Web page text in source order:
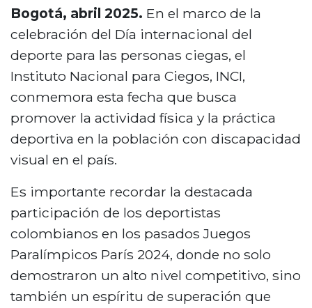
Bogotá, abril 2025. En el marco de la
celebración del Día internacional del
deporte para las personas ciegas, el
Instituto Nacional para Ciegos, INCI,
conmemora esta fecha que busca
promover la actividad física y la práctica
deportiva en la población con discapacidad
visual en el país.
Es importante recordar la destacada
participación de los deportistas
colombianos en los pasados Juegos
Paralímpicos París 2024, donde no solo
demostraron un alto nivel competitivo, sino
también un espíritu de superación que